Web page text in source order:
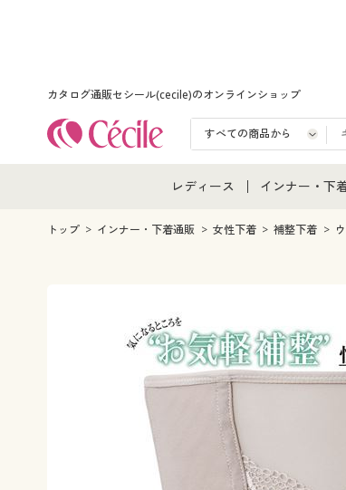
カタログ通販セシール(cecile)のオンラインショップ
レディース
レディース通販すべて
女性下着
インナー・下
インナー・下
ジュニア・テ
トップ インナー・下着通販 女性下着 補整下着